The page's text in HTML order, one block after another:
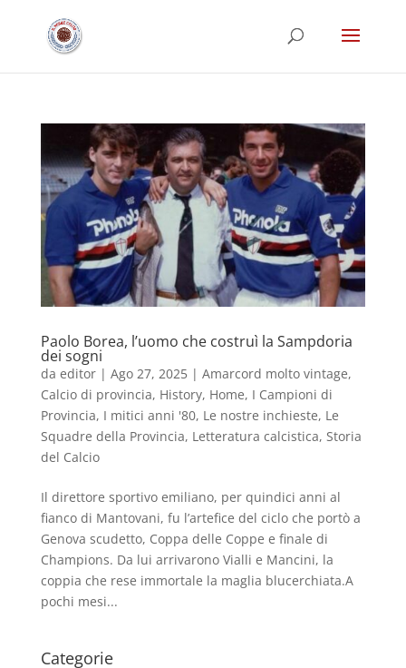
Paolo Borea, l’uomo che costruì la Sampdoria
dei sogni
da editor| Ago 27, 2025| Amarcord molto vintage,
Calcio di provincia, History, Home, I Campioni di
Provincia, I mitici anni '80, Le nostre inchieste, Le
Squadre della Provincia, Letteratura calcistica, Storia
del Calcio
Il direttore sportivo emiliano, per quindici anni al
fianco di Mantovani, fu l’artefice del ciclo che portò a
Genova scudetto, Coppa delle Coppe e finale di
Champions. Da lui arrivarono Vialli e Mancini, la
coppia che rese immortale la maglia blucerchiata.A
pochi mesi...
Categorie